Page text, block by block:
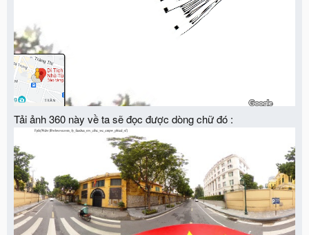
Tải ảnh 360 này về ta sẽ đọc được dòng chữ đó :